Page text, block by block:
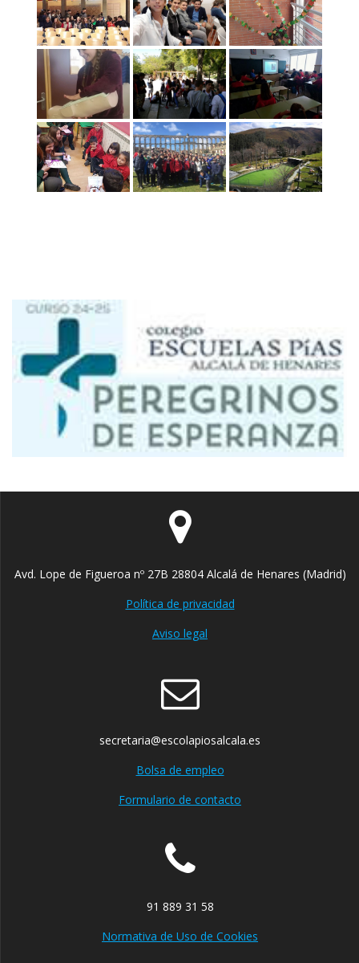
Avd. Lope de Figueroa nº 27B 28804 Alcalá de Henares (Madrid)
Política de privacidad
Aviso legal
secretaria@escolapiosalcala.es
Bolsa de empleo
Formulario de contacto
91 889 31 58
Normativa de Uso de Cookies